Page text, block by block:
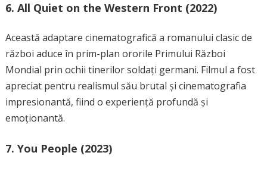
6. All Quiet on the Western Front (2022)
Această adaptare cinematografică a romanului clasic de
război aduce în prim-plan ororile Primului Război
Mondial prin ochii tinerilor soldați germani. Filmul a fost
apreciat pentru realismul său brutal și cinematografia
impresionantă, fiind o experiență profundă și
emoționantă.
7. You People (2023)